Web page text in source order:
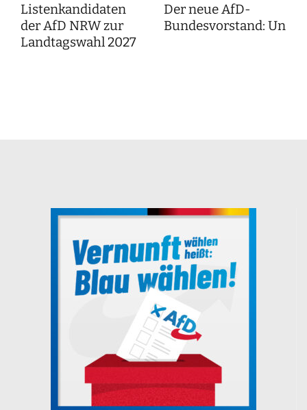
Listenkandidaten
der AfD NRW zur
Landtagswahl 2027
Der neue AfD-
Bundesvorstand: